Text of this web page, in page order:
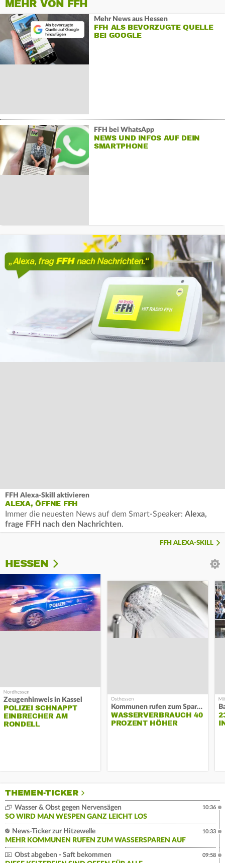
MEHR VON FFH
Mehr News aus Hessen
FFH ALS BEVORZUGTE QUELLE
BEI GOOGLE
FFH bei WhatsApp
NEWS UND INFOS AUF DEIN
SMARTPHONE
FFH Alexa-Skill aktivieren
ALEXA, ÖFFNE FFH
Immer die neuesten News auf dem Smart-Speaker: Alexa,
frage FFH nach den Nachrichten.
FFH ALEXA-SKILL
HESSEN
Zeugenhinweis in Kassel
POLIZEI SCHNAPPT
EINBRECHER AM
RONDELL
Kommunen rufen zum Sparen auf
WASSERVERBRAUCH 40
PROZENT HÖHER
THEMEN-TICKER
Wasser & Obst gegen Nervensägen
SO WIRD MAN WESPEN GANZ LEICHT LOS
10:36
News-Ticker zur Hitzewelle
MEHR KOMMUNEN RUFEN ZUM WASSERSPAREN AUF
10:33
Obst abgeben - Saft bekommen
09:58